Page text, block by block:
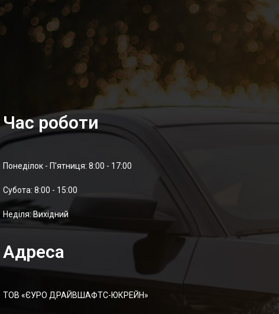
Час роботи
Понеділок - П'ятниця: 8:00 - 17:00
Суботa: 8:00 - 15:00
Неділя: Вихідний
Адреса
ТОВ «ЄУРО ДРАЙВШАФТC-ЮКРЕЙН»